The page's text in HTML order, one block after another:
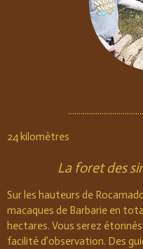
24 kilomètres
La foret des
Sur les hauteurs de
macaques de Barbarie en
hectares. Vous serez
facilité d’observation. Des